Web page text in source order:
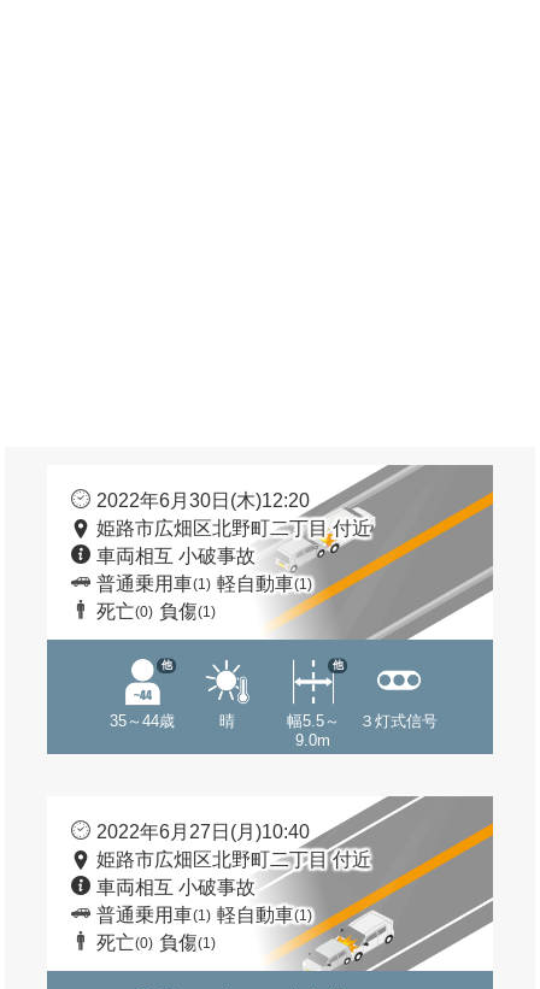
2022年6月30日(木)12:20
姫路市広畑区北野町二丁目 付近
車両相互 小破事故
普通乗用車(1) 軽自動車(1)
死亡(0) 負傷(1)
35～44歳
他
晴
幅5.5～
9.0m
他
３灯式信号
2022年6月27日(月)10:40
姫路市広畑区北野町二丁目 付近
車両相互 小破事故
普通乗用車(1) 軽自動車(1)
死亡(0) 負傷(1)